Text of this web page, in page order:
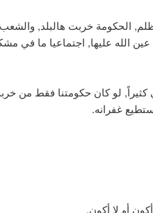
الحكومة خربت هالبلد, والشعب
عين الله عليها, اجتماعيا ما في
لو كان حكومتنا فقط من
غفرانه.
أو لا أكون.